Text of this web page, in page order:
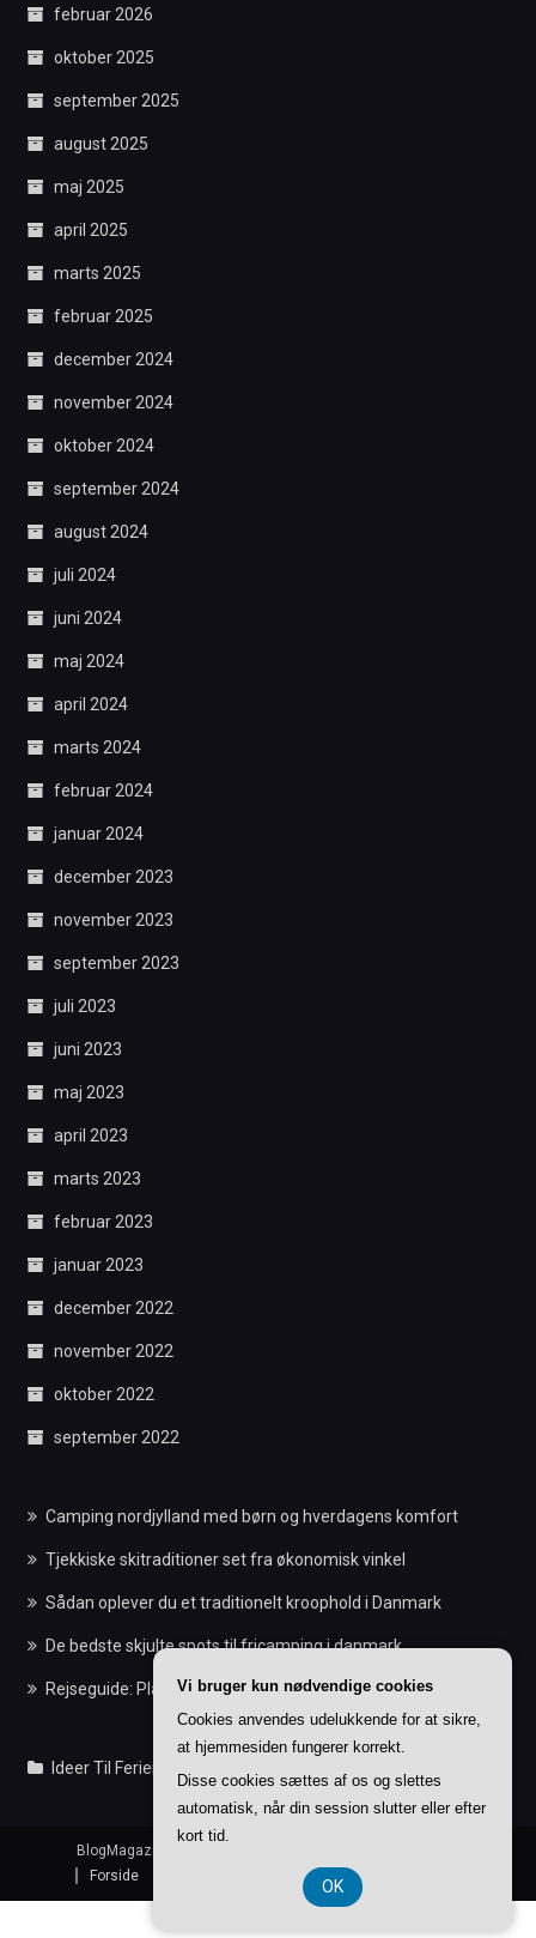
februar 2026
oktober 2025
september 2025
august 2025
maj 2025
april 2025
marts 2025
februar 2025
december 2024
november 2024
oktober 2024
september 2024
august 2024
juli 2024
juni 2024
maj 2024
april 2024
marts 2024
februar 2024
januar 2024
december 2023
november 2023
september 2023
juli 2023
juni 2023
maj 2023
april 2023
marts 2023
februar 2023
januar 2023
december 2022
november 2022
oktober 2022
september 2022
Camping nordjylland med børn og hverdagens komfort
Tjekkiske skitraditioner set fra økonomisk vinkel
Sådan oplever du et traditionelt kroophold i Danmark
De bedste skjulte spots til fricamping i danmark
Rejseguide: Planlæg din tid korrekt med chiles klokkeslæt
Ideer Til Feriens Indlæg
BlogMagazine
Forside
Info om Ideer-til-ferien.dk
Vi bruger kun nødvendige cookies
Cookies anvendes udelukkende for at sikre,
at hjemmesiden fungerer korrekt.
Disse cookies sættes af os og slettes
automatisk, når din session slutter eller efter
kort tid.
OK